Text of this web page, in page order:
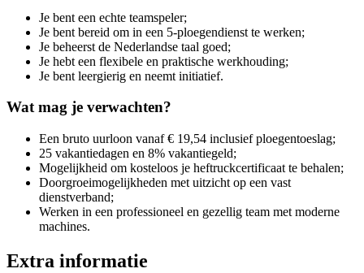
Je bent een echte teamspeler;
Je bent bereid om in een 5-ploegendienst te werken;
Je beheerst de Nederlandse taal goed;
Je hebt een flexibele en praktische werkhouding;
Je bent leergierig en neemt initiatief.
Wat mag je verwachten?
Een bruto uurloon vanaf € 19,54 inclusief ploegentoeslag;
25 vakantiedagen en 8% vakantiegeld;
Mogelijkheid om kosteloos je heftruckcertificaat te behalen;
Doorgroeimogelijkheden met uitzicht op een vast
dienstverband;
Werken in een professioneel en gezellig team met moderne
machines.
Extra informatie